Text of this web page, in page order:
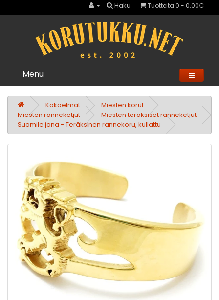
Haku Tuotteita 0 - 0.00€
Menu
Kokoelmat
Miesten korut
Miesten ranneketjut
Miesten teräksiset ranneketjut
Suomileijona - Teräksinen rannekoru, kullattu